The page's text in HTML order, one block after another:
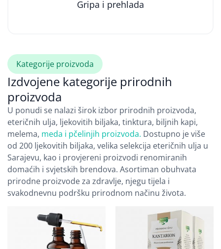
Gripa i prehlada
Kategorije proizvoda
Izdvojene kategorije prirodnih
proizvoda
U ponudi se nalazi širok izbor prirodnih proizvoda,
eteričnih ulja, ljekovitih biljaka, tinktura, biljnih kapi,
melema, meda i pčelinjih proizvoda. Dostupno je više
od 200 ljekovitih biljaka, velika selekcija eteričnih ulja u
Sarajevu, kao i provjereni proizvodi renomiranih
domaćih i svjetskih brendova. Asortiman obuhvata
prirodne proizvode za zdravlje, njegu tijela i
svakodnevnu podršku prirodnom načinu života.